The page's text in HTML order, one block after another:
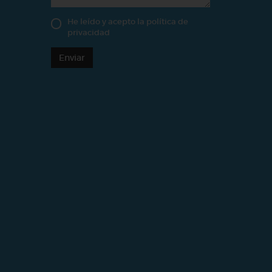
He leído y acepto la política de
privacidad
Enviar